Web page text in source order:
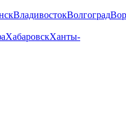
ВладивостокВолгоград
ХабаровскХанты-